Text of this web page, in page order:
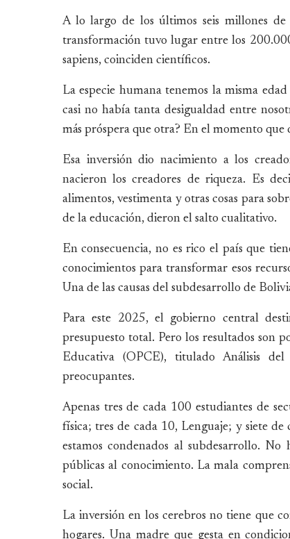
A lo largo de los últimos seis millones
transformación tuvo lugar entre los
sapiens, coinciden científicos.
La especie humana tenemos la misma
casi no había tanta desigualdad entre
más próspera que otra? En el momento que
Esa inversión dio nacimiento a los
nacieron los creadores de riqueza. Es
alimentos, vestimenta y otras cosas para
de la educación, dieron el salto cualitativo.
En consecuencia, no es rico el país que
conocimientos para transformar esos
Una de las causas del subdesarrollo de
Para este 2025, el gobierno central
presupuesto total. Pero los resultados son
Educativa (OPCE), titulado Análisis
preocupantes.
Apenas tres de cada 100 estudiantes de
física; tres de cada 10, Lenguaje; y siete
estamos condenados al subdesarrollo.
públicas al conocimiento. La mala
social.
La inversión en los cerebros no tiene que
hogares. Una madre que gesta en